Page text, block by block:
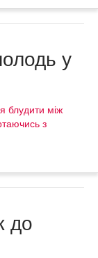
у
блудити між
з
до